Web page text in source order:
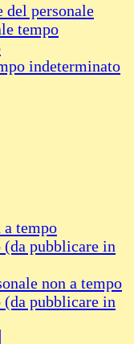
del personale
tempo
indeterminato
a tempo
pubblicare in
non a tempo
pubblicare in